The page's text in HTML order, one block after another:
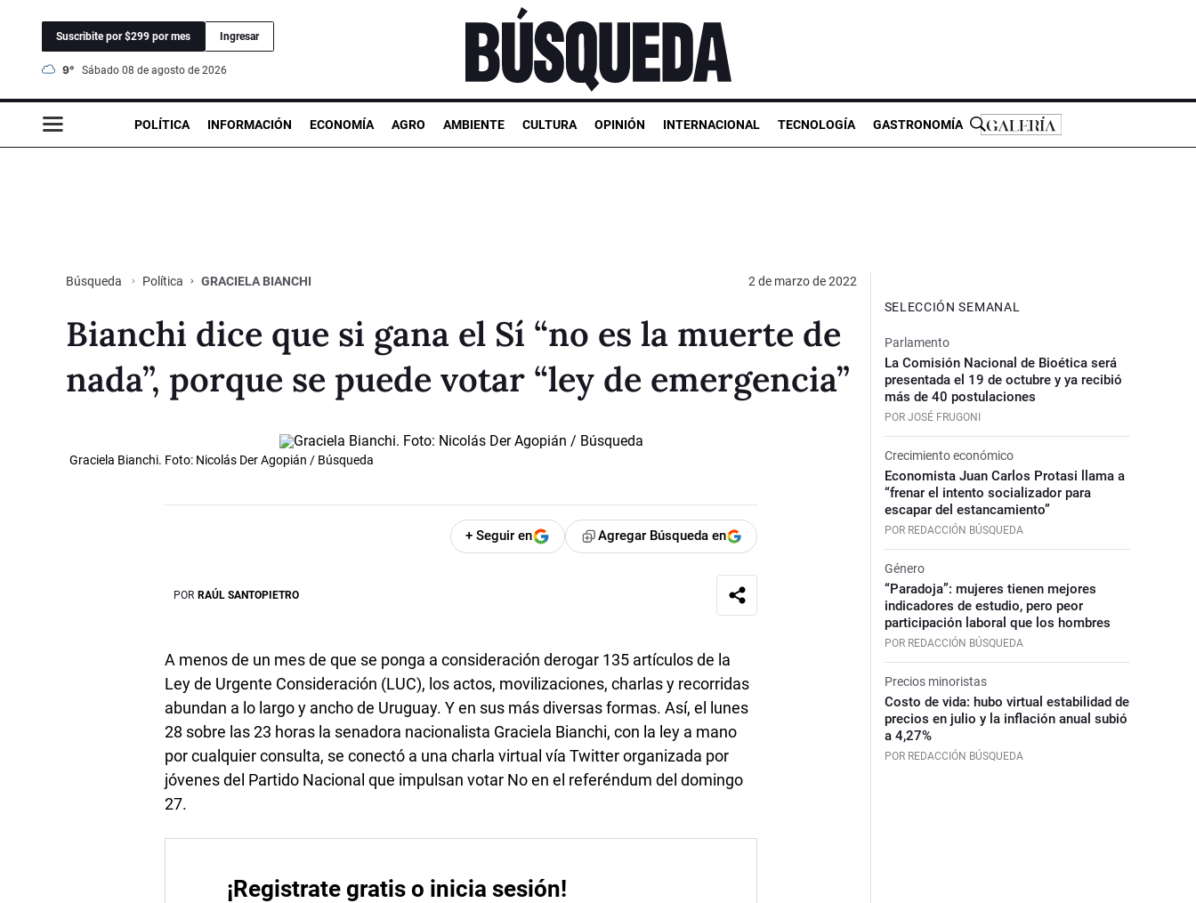
Suscribite por $299 por mes Ingresar
9° sábado 08 de agosto de 2026
POLÍTICA INFORMACIÓN ECONOMÍA AGRO AMBIENTE CULTURA OPINIÓN INTERNACIONAL TECNOLOGÍA GASTRONOMÍA
Búsqueda Política GRACIELA BIANCHI 2 de marzo de 2022
Bianchi dice que si gana el Sí “no es la muerte de
nada”, porque se puede votar “ley de emergencia”
Graciela Bianchi. Foto: Nicolás Der Agopián / Búsqueda
+ Seguir en Agregar Búsqueda en
POR RAÚL SANTOPIETRO
A menos de un mes de que se ponga a consideración derogar 135 artículos de la
Ley de Urgente Consideración (LUC), los actos, movilizaciones, charlas y recorridas
abundan a lo largo y ancho de Uruguay. Y en sus más diversas formas. Así, el lunes
28 sobre las 23 horas la senadora nacionalista Graciela Bianchi, con la ley a mano
por cualquier consulta, se conectó a una charla virtual vía Twitter organizada por
jóvenes del Partido Nacional que impulsan votar No en el referéndum del domingo
27.
¡Registrate gratis o inicia sesión!
SELECCIÓN SEMANAL
Parlamento
La Comisión Nacional de Bioética será
presentada el 19 de octubre y ya recibió
más de 40 postulaciones
POR JOSÉ FRUGONI
Crecimiento económico
Economista Juan Carlos Protasi llama a
“frenar el intento socializador para
escapar del estancamiento”
POR REDACCIÓN BÚSQUEDA
Género
“Paradoja”: mujeres tienen mejores
indicadores de estudio, pero peor
participación laboral que los hombres
POR REDACCIÓN BÚSQUEDA
Precios minoristas
Costo de vida: hubo virtual estabilidad de
precios en julio y la inflación anual subió
a 4,27%
POR REDACCIÓN BÚSQUEDA